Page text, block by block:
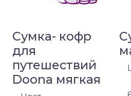
Сумка- кофр
для
путешествий
Doona мягкая